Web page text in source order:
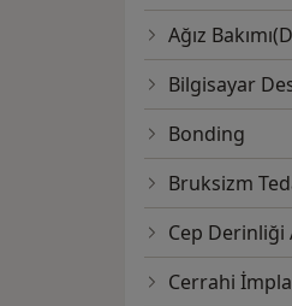
Ağız
Bilgisayar
Bonding
Bruksizm
Cep Derinliği
Cerrahi